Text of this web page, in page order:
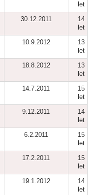
let
30.12.2011
14
let
10.9.2012
13
let
18.8.2012
13
let
14.7.2011
15
let
9.12.2011
14
let
6.2.2011
15
let
17.2.2011
15
let
19.1.2012
14
let